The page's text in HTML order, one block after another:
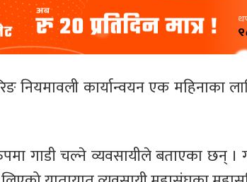
नियमावली कार्यान्वयन एक महिनाका
गाडी चल्ने व्यवसायीले बताएका छन् ।